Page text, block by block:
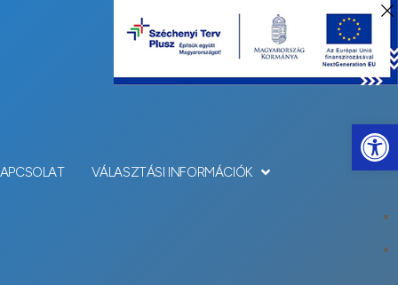
VÁLASZTÁSI INFORMÁCIÓK